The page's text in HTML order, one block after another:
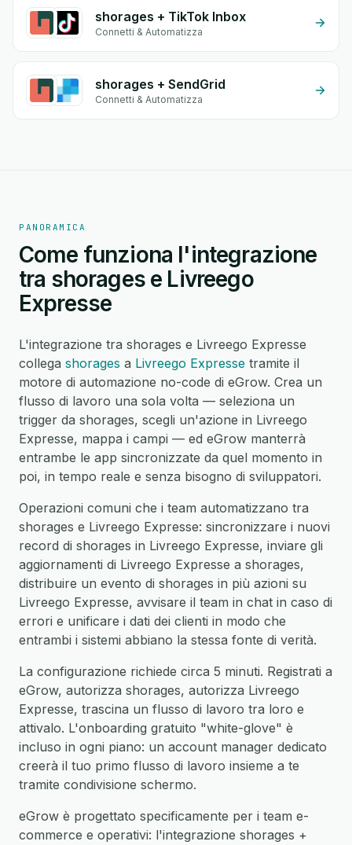
shorages + TikTok Inbox
Connetti & Automatizza
shorages + SendGrid
Connetti & Automatizza
PANORAMICA
Come funziona l'integrazione
tra shorages e Livreego
Expresse
L'integrazione tra shorages e Livreego Expresse
collega shorages a Livreego Expresse tramite il
motore di automazione no-code di eGrow. Crea un
flusso di lavoro una sola volta — seleziona un
trigger da shorages, scegli un'azione in Livreego
Expresse, mappa i campi — ed eGrow manterrà
entrambe le app sincronizzate da quel momento in
poi, in tempo reale e senza bisogno di sviluppatori.
Operazioni comuni che i team automatizzano tra
shorages e Livreego Expresse: sincronizzare i nuovi
record di shorages in Livreego Expresse, inviare gli
aggiornamenti di Livreego Expresse a shorages,
distribuire un evento di shorages in più azioni su
Livreego Expresse, avvisare il team in chat in caso di
errori e unificare i dati dei clienti in modo che
entrambi i sistemi abbiano la stessa fonte di verità.
La configurazione richiede circa 5 minuti. Registrati a
eGrow, autorizza shorages, autorizza Livreego
Expresse, trascina un flusso di lavoro tra loro e
attivalo. L'onboarding gratuito "white-glove" è
incluso in ogni piano: un account manager dedicato
creerà il tuo primo flusso di lavoro insieme a te
tramite condivisione schermo.
eGrow è progettato specificamente per i team e-
commerce e operativi: l'integrazione shorages +